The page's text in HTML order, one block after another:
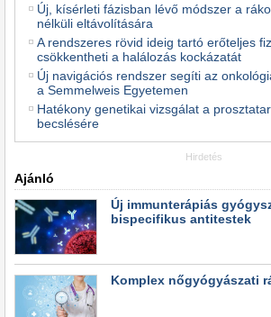
Új, kísérleti fázisban lévő módszer a
nélküli eltávolítására
A rendszeres rövid ideig tartó erőteljes
csökkentheti a halálozás kockázatát
Új navigációs rendszer segíti az
a Semmelweis Egyetemen
Hatékony genetikai vizsgálat a
becslésére
Hirdetés
Ajánló
Új immunterápiás
bispecifikus antitestek
Komplex nőgyógyászati